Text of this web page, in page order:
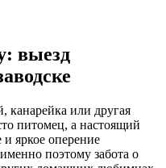
выезд
канарейка или другая
питомец, а настоящий
яркое оперение
поэтому забота о